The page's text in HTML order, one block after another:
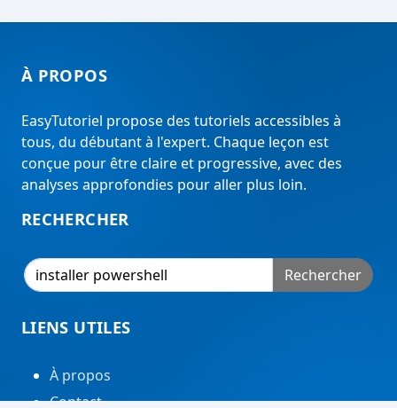
À PROPOS
EasyTutoriel propose des tutoriels accessibles à
tous, du débutant à l'expert. Chaque leçon est
conçue pour être claire et progressive, avec des
analyses approfondies pour aller plus loin.
RECHERCHER
Rechercher
LIENS UTILES
À propos
Contact